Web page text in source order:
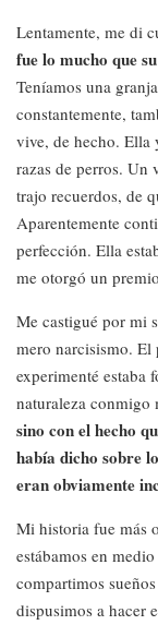
Lentamente, me di
fue lo mucho que
Teníamos una
constantemente,
vive, de hecho. Ella
razas de perros. Un
trajo recuerdos, de
Aparentemente
perfección. Ella
me otorgó un
Me castigué por mi
mero narcisismo. El
experimenté estaba
naturaleza conmigo
sino con el hecho
había dicho sobre
eran obviamente
Mi historia fue más
estábamos en
compartimos
dispusimos a hacer